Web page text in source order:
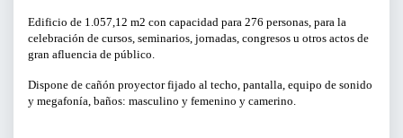
CONFERENCIAS Y MESAS REDONDAS
Edificio de 1.057,12 m2 con capacidad para 276 personas, para la
celebración de cursos, seminarios, jornadas, congresos u otros actos de
gran afluencia de público.
Dispone de cañón proyector fijado al techo, pantalla, equipo de sonido
y megafonía, baños: masculino y femenino y camerino.